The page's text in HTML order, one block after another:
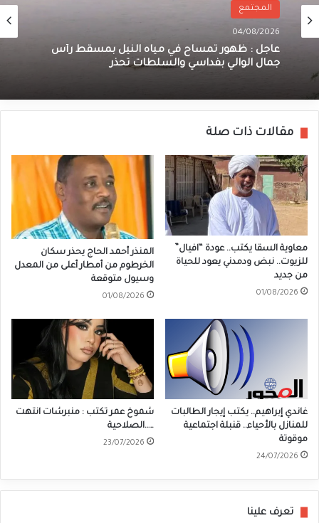
المجتمع
04/08/2026
عاجل : ظهور تمساح في مياه النيل بمسقط رأس
جمال الوالي بفداسي والسلطات تحذر
مقالات ذات صلة
معاوية السقا يكتب.. عودة “افيال”
للزيوت.. نبض ودمدني يعود للحياة
من جديد
01/08/2026
المنذر أحمد الحاج يحذر سكان
الخرطوم من أمطار أعلى من المعدل
وسيول متوقعة
01/08/2026
غاندي إبراهيم.. يكتب إيجار الطالبات
للمنازل بالأحياء.. قنبلة اجتماعية
موقوتة
24/07/2026
شموخ عمر تكتب : منبرشات انتهت
…..الصلاحية
23/07/2026
تعرف علينا